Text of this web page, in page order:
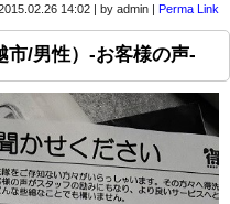
14:02 | by admin | Perma Link
市/男性）-お客様の声-